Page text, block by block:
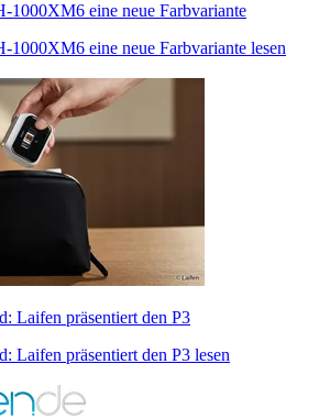
1000XM6 eine neue Farbvariante
1000XM6 eine neue Farbvariante lesen
Laifen präsentiert den P3
Laifen präsentiert den P3 lesen